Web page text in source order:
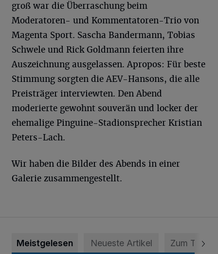
groß war die Überraschung beim
Moderatoren- und Kommentatoren-Trio von
Magenta Sport. Sascha Bandermann, Tobias
Schwele und Rick Goldmann feierten ihre
Auszeichnung ausgelassen. Apropos: Für beste
Stimmung sorgten die AEV-Hansons, die alle
Preisträger interviewten. Den Abend
moderierte gewohnt souverän und locker der
ehemalige Pinguine-Stadionsprecher Kristian
Peters-Lach.
Wir haben die Bilder des Abends in einer
Galerie zusammengestellt.
Meistgelesen Neueste Artikel Zum Thema